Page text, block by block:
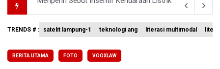
Sri Mulyani Indrawati Kembali ke Bank Dunia
Persebaya Juara Piala Presiden 2026, Menang Adu
Kemenag Terbitkan 40 Buku Digital Pendidikan Agama
TRENDS # : satelit lampung-1 teknologi ang literasi multimodal
BERITA UTAMA FOTO VOOXLAW